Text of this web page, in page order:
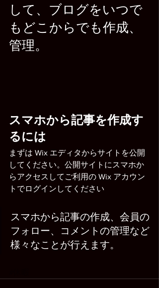
して、ブログをいつで
もどこからでも作成、
管理。
スマホから記事を作成す
るには
まずは Wix エディタからサイトを公開
してください。公開サイトにスマホか
らアクセスしてご利用の Wix アカウン
トでログインしてください
スマホから記事の作成、会員の
フォロー、コメントの管理など
様々なことが行えます。